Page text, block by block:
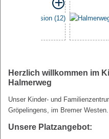
Herzlich willkommen im
Halmerweg
Unser Kinder- und
Gröpelingens, im Bremer Westen.
Unsere Platzangebot: